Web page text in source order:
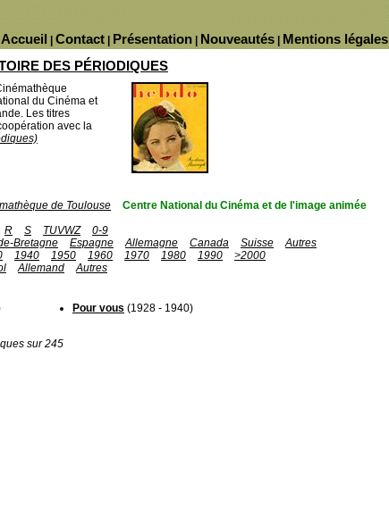
Mentions légales
Nouveautés
Présentation
Contact
Accueil
DES PÉRIODIQUES
du Cinéma et
Les titres
avec la
de Toulouse
Centre National du Cinéma et de l'image animée
R S TUVWZ
0-9
Bretagne Espagne Allemagne Canada Suisse
Autres
1940 1950 1960 1970 1980 1990
>2000
Allemand
Autres
Pour vous (1928 - 1940)
sur 245